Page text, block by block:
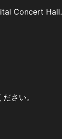
Concert Hall.
さい。